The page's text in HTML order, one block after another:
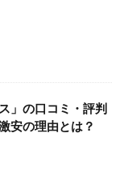
」の口コミ・評判
安の理由とは？